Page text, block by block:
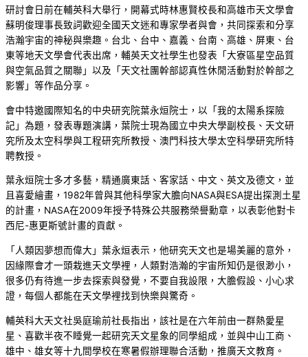
研討會日前在輔英科大舉行，開幕式時林惠賢校長和高雄市天文學會
蘇明俊理事長致詞歡迎全國天文迷和專家學者與會，共同探索和分享
浩瀚宇宙的神秘與樂趣。台北、台中、嘉義、台南、高雄、屏東、台
東等地天文學會代表出席，輔英天文社學生也發表「大寮區星空品質
與空氣品質之關聯」以及「天文社團幹部認真性休閒活動對於幹部之
影響」等作品分享。
會中特邀國際知名的中央研究院葉永烜院士，以「我的太陽系探險
記」為題，發表專題演講，葉院士現為國立中央大學副校長、天文研
究所及太空科學與工程研究所教授、澳門科技大學太空科學研究所特
聘教授。
葉永烜院士多才多藝，精通廣東話、客家話、中文、英文及德文，並
且喜愛繪畫，1982年曾與其他科學家大膽向NASA與ESA提出探測土星
的計畫，NASA在2009年授予特殊公共服務榮譽勳章，以表彰他對卡
西尼-惠更斯號計畫的貢獻。
「人類因夢想而偉大」葉永烜表示，他研究天文也是場美麗的意外，
因緣際會才一頭栽進天文學裡，人類對浩瀚的宇宙所知仍是很渺小，
很多仍有待進一步去探索與發覺，不要自我設限，大膽假設、小心求
證，每個人都能在天文學裡找到快樂與驚奇。
輔英科大天文社吳庭瑜前社長指出，該社是在六年前由一群熱愛星
星、喜歡半夜不睡覺一起研究天文星象的同學組成，並與中山工商、
雄中、雄女等十九間學校在寒暑假辦理聯合活動，推廣天文教育。